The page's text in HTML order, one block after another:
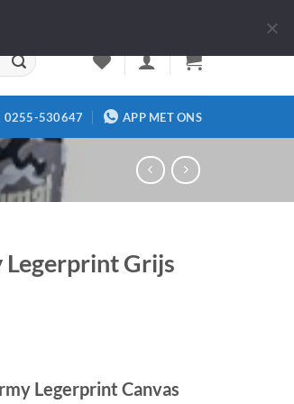
0255-530647 APP MET ONS
Grijs
Legerprint Canvas